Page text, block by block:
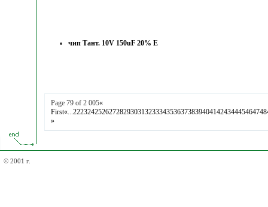
чип Тант. 10V 150uF 20% E
Page 79 of 2 005«
First«...222324252627282930313233343536373839404142434445464748
»
© 2001 г.